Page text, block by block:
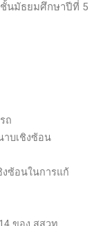
นมัธยมศึกษาปีที่ 5
ถ
บเชิงซ้อน
ซ้อนในการแก้